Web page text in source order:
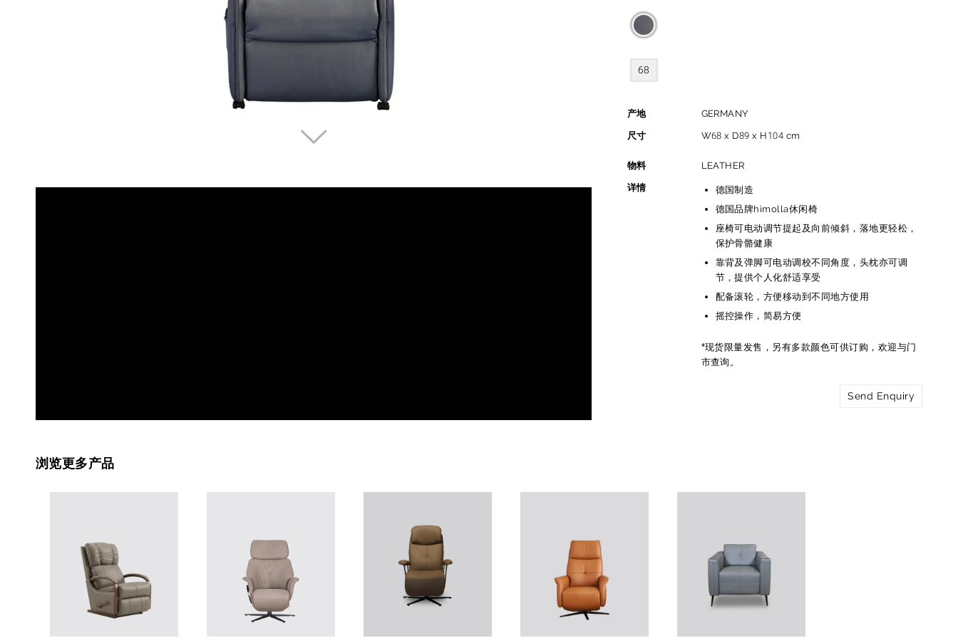

68
产地 GERMANY
尺寸 W68 x D89 x H104 cm
物料 LEATHER
详情
德国制造
德国品牌himolla休闲椅
座椅可电动调节提起及向前倾斜，落地更轻松，
保护骨骼健康
靠背及弹脚可电动调校不同角度，头枕亦可调
节，提供个人化舒适享受
配备滚轮，方便移动到不同地方使用
摇控操作，简易方便
*现货限量发售，另有多款颜色可供订购，欢迎与门
市查询。
Send Enquiry
浏览更多产品